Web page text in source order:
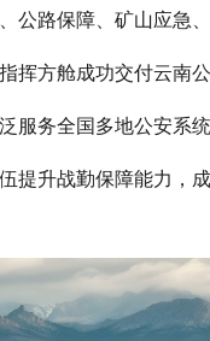
公路保障、矿山应急
挥方舱成功交付云南
服务全国多地公安系
提升战勤保障能力，